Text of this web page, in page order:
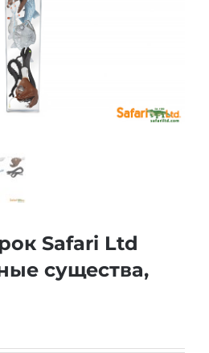
Safari Ltd
существа,